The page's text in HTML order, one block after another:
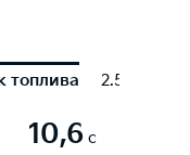
топлива 2.5 GDI
10,6с